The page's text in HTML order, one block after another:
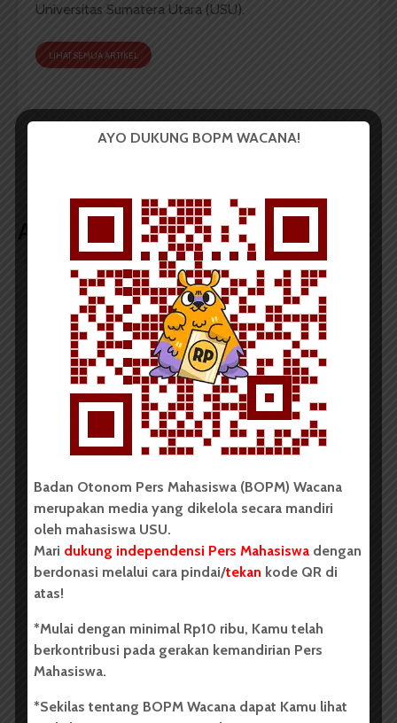
Universitas Sumatera Utara (USU).
LIHAT SEMUA ARTIKEL
Liga Basket USU
Masuki Tahun Kelima
Riswan Terpilih
Sebagai Ketua MPMF
Artikel terkait lain
BERITA KAMPUS
BPDP Sosialisasikan Lomba Riset
Mahasiswa 2026, Dorong Inovasi
Penelitian dalam Sektor
Perkebunan
Redaksi 2 menit waktu baca
USU Raih Juara di Festival Literasi
Sumatra Utara 2026
Dark Mode | Moda Gelap
AYO DUKUNG BOPM WACANA!
Badan Otonom Pers Mahasiswa (BOPM) Wacana
merupakan media yang dikelola secara mandiri
oleh mahasiswa USU.
Mari dukung independensi Pers Mahasiswa dengan
berdonasi melalui cara pindai/tekan kode QR di
atas!
*Mulai dengan minimal Rp10 ribu, Kamu telah
berkontribusi pada gerakan kemandirian Pers
Mahasiswa.
*Sekilas tentang BOPM Wacana dapat Kamu lihat